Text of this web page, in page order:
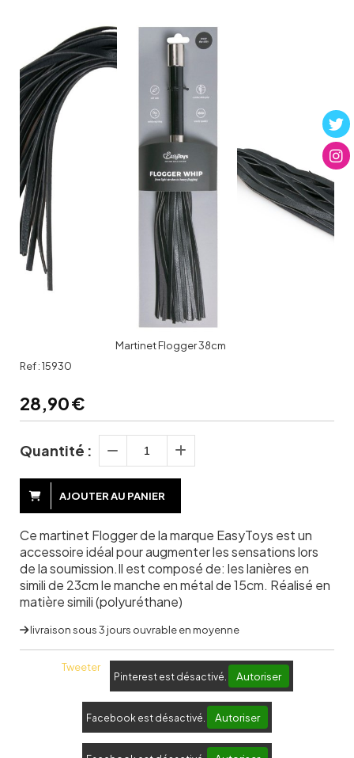
Martinet Flogger 38cm
Ref :15930
28,90€
Quantité :
AJOUTER AU PANIER
Ce martinet Flogger de la marque EasyToys est un
accessoire idéal pour augmenter les sensations lors
de la soumission.Il est composé de: les lanières en
simili de 23cm le manche en métal de 15cm. Réalisé en
matière simili (polyuréthane)
livraison sous 3 jours ouvrable en moyenne
Tweeter
Pinterest est désactivé. Autoriser
Facebook est désactivé. Autoriser